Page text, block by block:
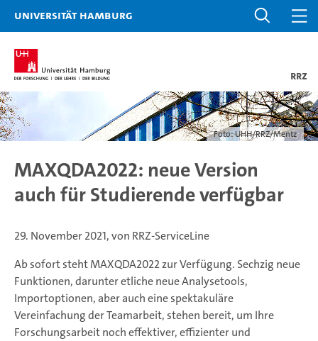
Universität Hamburg
RRZ
Foto: UHH/RRZ/Mentz
MAXQDA2022: neue Version
auch für Studierende verfügbar
29. November 2021, von RRZ-ServiceLine
Ab sofort steht MAXQDA2022 zur Verfügung. Sechzig neue
Funktionen, darunter etliche neue Analysetools,
Importoptionen, aber auch eine spektakuläre
Vereinfachung der Teamarbeit, stehen bereit, um Ihre
Forschungsarbeit noch effektiver, effizienter und